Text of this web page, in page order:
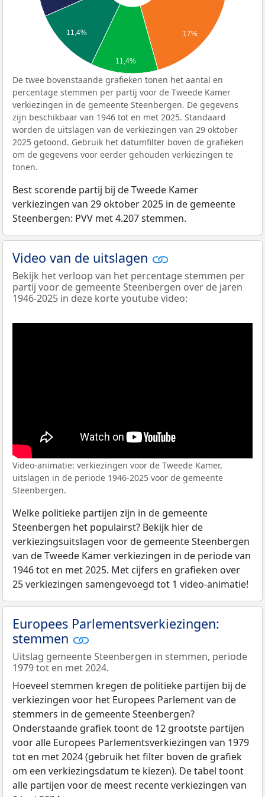
17%
11,4%
11,4%
De twee bovenstaande grafieken tonen het aantal en
percentage stemmen per partij voor de Tweede Kamer
verkiezingen in de gemeente Steenbergen. De gegevens
zijn beschikbaar van 1946 tot en met 2025. Standaard
worden de uitslagen van de verkiezingen van 29 oktober
2025 getoond. Gebruik het datumfilter boven de grafieken
om de gegevens voor eerder gehouden verkiezingen te
tonen.
Best scorende partij bij de Tweede Kamer
verkiezingen van 29 oktober 2025 in de gemeente
Steenbergen: PVV met 4.207 stemmen.
Video van de uitslagen
Bekijk het verloop van het percentage stemmen per
partij voor de gemeente Steenbergen over de jaren
1946-2025 in deze korte youtube video:
Video-animatie: verkiezingen voor de Tweede Kamer,
uitslagen in de periode 1946-2025 voor de gemeente
Steenbergen.
Welke politieke partijen zijn in de gemeente
Steenbergen het populairst? Bekijk hier de
verkiezingsuitslagen voor de gemeente Steenbergen
van de Tweede Kamer verkiezingen in de periode van
1946 tot en met 2025. Met cijfers en grafieken over
25 verkiezingen samengevoegd tot 1 video-animatie!
Europees Parlementsverkiezingen:
stemmen
Uitslag gemeente Steenbergen in stemmen, periode
1979 tot en met 2024.
Hoeveel stemmen kregen de politieke partijen bij de
verkiezingen voor het Europees Parlement van de
stemmers in de gemeente Steenbergen?
Onderstaande grafiek toont de 12 grootste partijen
voor alle Europees Parlementsverkiezingen van 1979
tot en met 2024 (gebruik het filter boven de grafiek
om een verkiezingsdatum te kiezen). De tabel toont
alle partijen voor de meest recente verkiezingen van